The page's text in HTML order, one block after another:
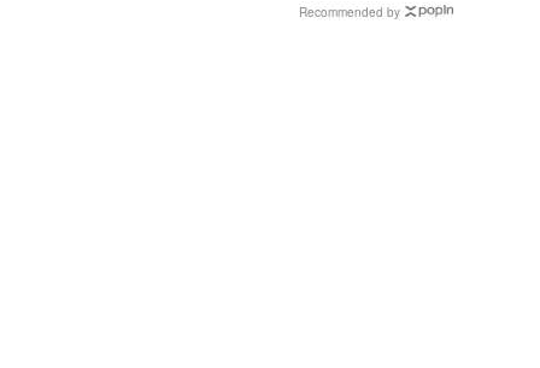
Recommended by